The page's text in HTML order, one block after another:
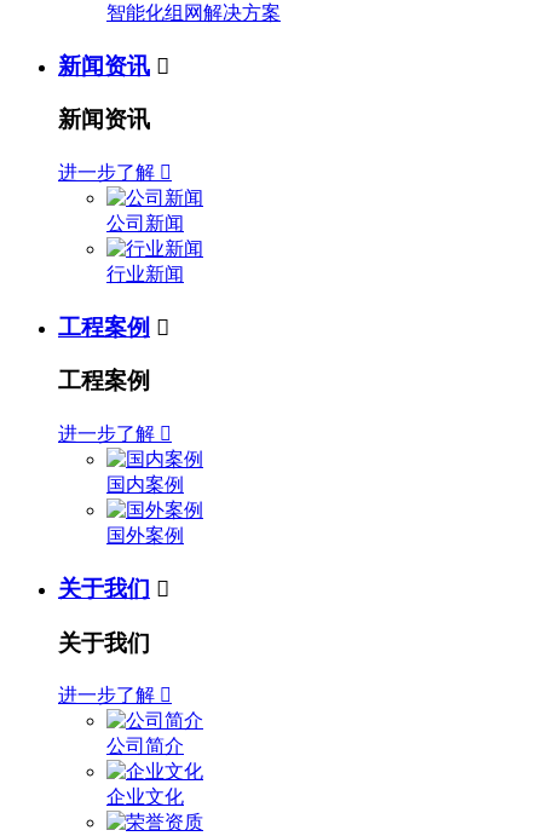
智能化组网解决方案
新闻资讯 
新闻资讯
进一步了解 
公司新闻
行业新闻
工程案例 
工程案例
进一步了解 
国内案例
国外案例
关于我们 
关于我们
进一步了解 
公司简介
企业文化